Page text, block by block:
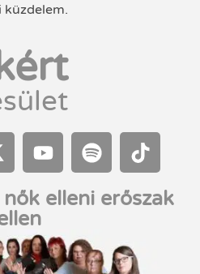
küzdelem.
elleni erőszak